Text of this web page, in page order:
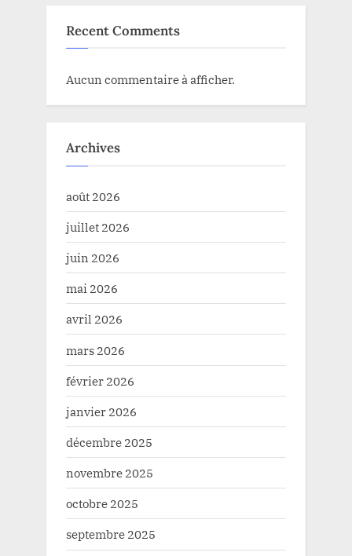
Recent Comments
Aucun commentaire à afficher.
Archives
août 2026
juillet 2026
juin 2026
mai 2026
avril 2026
mars 2026
février 2026
janvier 2026
décembre 2025
novembre 2025
octobre 2025
septembre 2025